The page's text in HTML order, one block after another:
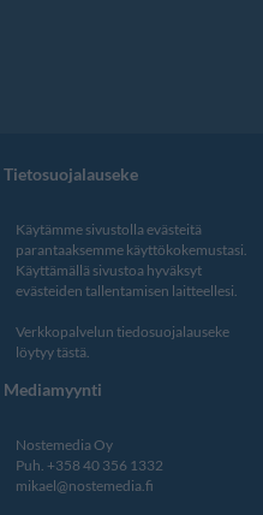
Tietosuojalauseke
Käytämme sivustolla evästeitä
parantaaksemme käyttökokemustasi.
Käyttämällä sivustoa hyväksyt
evästeiden tallentamisen laitteellesi.
Verkkopalvelun tiedosuojalauseke
löytyy tästä.
Mediamyynti
Nostemedia Oy
Puh. +358 40 356 1332
mikael@nostemedia.fi